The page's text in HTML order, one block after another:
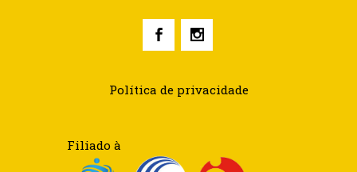
Política de privacidade
Filiado à